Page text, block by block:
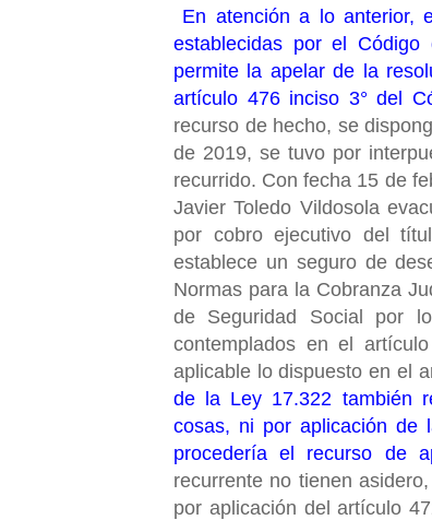
En atención a lo anterior,
establecidas por el
permite la apelar de la
artículo 476 inciso 3° del
recurso de hecho, se
de 2019, se tuvo por
recurrido. Con fecha 15 de
Javier Toledo Vildosola
por cobro ejecutivo del
establece un seguro de
Normas para la Cobranza
de Seguridad Social por
contemplados en el
aplicable lo dispuesto en el
de la Ley 17.322 también
cosas, ni por aplicación de
procedería el recurso de
recurrente no tienen
por aplicación del artículo